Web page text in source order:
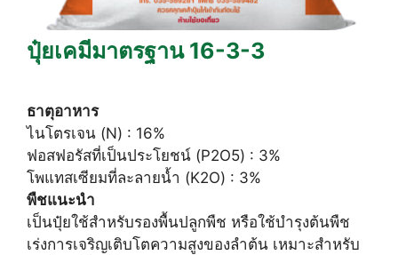
ปุ๋ยเคมีมาตรฐาน 16-3-3
ธาตุอาหาร
ไนโตรเจน (N) : 16%
ฟอสฟอรัสที่เป็นประโยชน์ (P2O5) : 3%
โพแทสเซียมที่ละลายน้ำ (K2O) : 3%
พืชแนะนำ
เป็นปุ๋ยใช้สำหรับรองพื้นปลูกพืช หรือใช้บำรุงต้นพืช
เร่งการเจริญเติบโตความสูงของลำต้น เหมาะสำหรับ